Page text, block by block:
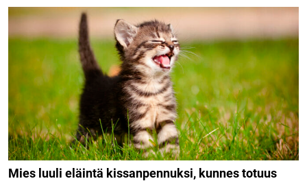
Mies luuli eläintä kissanpennuksi, kunnes totuus